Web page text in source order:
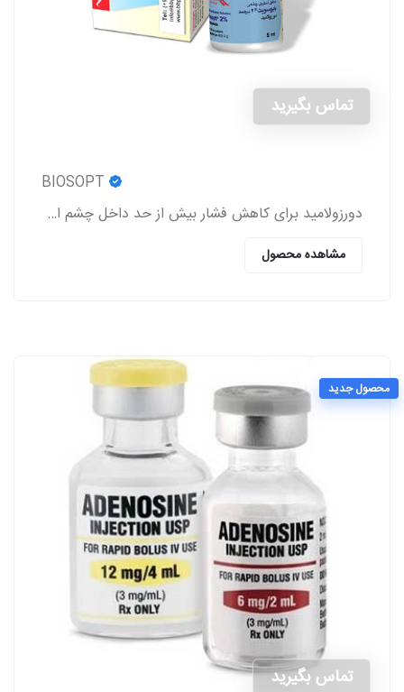
تماس بگیرید
دورزولامید برای کاهش فشار بیش از حد داخل چشم استفاده می شود.
مشاهده محصول
محصول جدید
تماس بگیرید